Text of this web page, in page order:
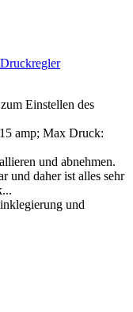
Einstellen des
amp; Max Druck:
und abnehmen.
und daher ist alles sehr
und